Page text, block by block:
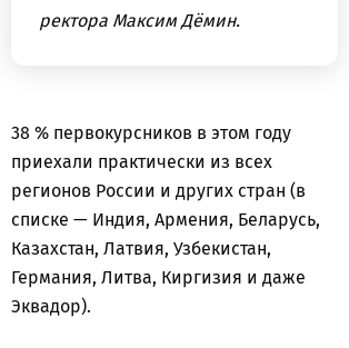
ректора Максим Дёмин.
38 % первокурсников в этом году
приехали практически из всех
регионов России и других стран (в
списке — Индия, Армения, Беларусь,
Казахстан, Латвия, Узбекистан,
Германия, Литва, Киргизия и даже
Эквадор).